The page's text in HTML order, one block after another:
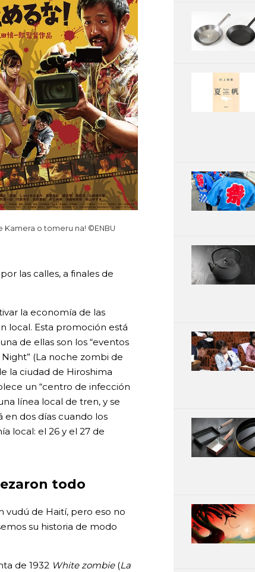
Kamera o tomeru na! ©ENBU
las calles, a finales de
la economía de las
local. Esta promoción está
de ellas son los “eventos
(La noche zombi de
la ciudad de Hiroshima
un “centro de infección
línea local de tren, y se
en dos días cuando los
local: el 26 y el 27 de
todo
vudú de Haití, pero eso no
su historia de modo
de 1932 White zombie(La